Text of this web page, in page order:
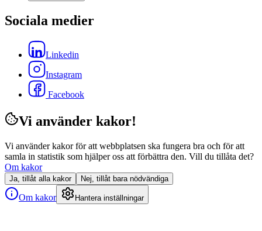
Sociala medier
Linkedin
Instagram
Facebook
Vi använder kakor!
Vi använder kakor för att webbplatsen ska fungera bra och för att
samla in statistik som hjälper oss att förbättra den. Vill du tillåta det?
Om kakor
Ja, tillåt alla kakor Nej, tillåt bara nödvändiga
Om kakor Hantera inställningar